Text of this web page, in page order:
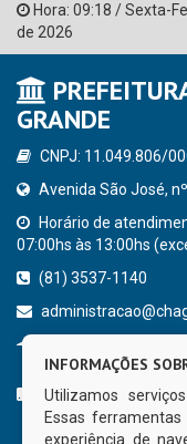
Hora: 09:18 /Sexta-
de 2026
GRANDE
CNPJ: 11.049.806/
Avenida São José,
Horário de
07:00hs às 13:00hs
(81) 3537-1140
CURTA
INFORMAÇÕES
Utilizamos
Essas
experiência de